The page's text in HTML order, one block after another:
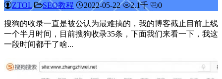
ZTOL SEO教程 2022-05-22 2.1千 0
搜狗的收录一直是被公认为最难搞的，我的博客截止目前上线
一个半月时间，目前搜狗收录35条，下面我们来看一下，我这
一段时间都干了啥...